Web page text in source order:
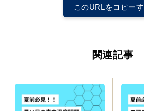
このURLをコピー
関連記事